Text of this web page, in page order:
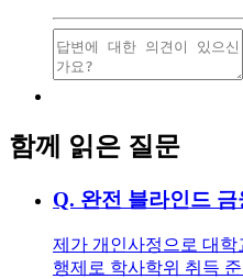
함께 읽은 질문
Q. 완전 블라인드
제가 개인사정으로 대
행제로 학사학위 취득